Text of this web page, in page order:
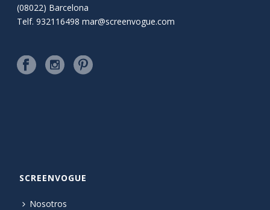
(08022) Barcelona
Telf. 932116498mar@screenvogue.com
SCREENVOGUE
Nosotros